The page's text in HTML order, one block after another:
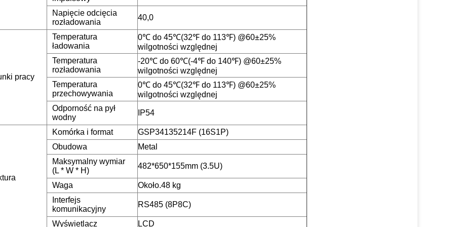
Napięcie odcięcia
rozładowania
40,0
pracy
Temperatura
ładowania
0℃ do 45℃(32℉ do 113℉) @60±25%
wilgotności względnej
Temperatura
rozładowania
-20℃ do 60℃(-4℉ do 140℉) @60±25%
wilgotności względnej
Temperatura
przechowywania
0℃ do 45℃(32℉ do 113℉) @60±25%
wilgotności względnej
Odporność na pył
wodny
IP54
Komórka i format
GSP34135214F (16S1P)
Obudowa
Metal
Maksymalny wymiar
(L * W * H)
482*650*155mm (3.5U)
Waga
Około.48 kg
Interfejs
komunikacyjny
RS485 (8P8C)
Wyświetlacz LCD